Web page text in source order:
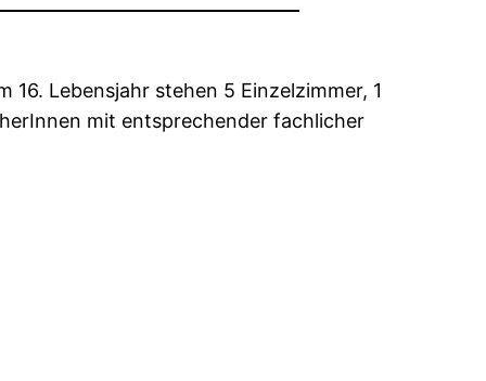
Lebensjahr stehen 5 Einzelzimmer, 1
mit entsprechender fachlicher